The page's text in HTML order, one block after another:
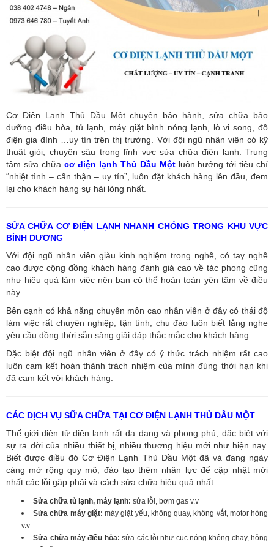
Cơ Điện Lạnh Thủ Dầu Một chuyên bảo hành, sửa chữa bảo
dưỡng điều hòa, tủ lạnh, máy giặt bình nóng lạnh, lò vi song, đồ
điện gia đình …uy tín trên thị trường. Với đội ngũ nhân viên có kỹ
thuật giỏi, chuyên sâu trong lĩnh vực sửa chữa điện lạnh. Trung
tâm sửa chữa cơ điện lạnh Thủ Dầu Mộtluôn hướng tới tiêu chí
“nhiệt tình – cẩn thận – uy tín”, luôn đặt khách hàng lên đầu, đem
lại cho khách hàng sự hài lòng nhất.
SỬA CHỮA CƠ ĐIỆN LẠNH NHANH CHÓNG TRONG KHU VỰC
BÌNH DƯƠNG
Với đội ngũ nhân viên giàu kinh nghiệm trong nghề, có tay nghề
cao được cộng đồng khách hàng đánh giá cao về tác phong cũng
như hiệu quả làm việc nên bạn có thể hoàn toàn yên tâm về điều
này.
Bên cạnh có khả năng chuyên môn cao nhân viên ở đây có thái độ
làm việc rất chuyên nghiệp, tận tình, chu đáo luôn biết lắng nghe
yêu cầu đồng thời sẵn sàng giải đáp thắc mắc cho khách hàng.
Đặc biệt đội ngũ nhân viên ở đây có ý thức trách nhiệm rất cao
luôn cam kết hoàn thành trách nhiệm của mình đúng thời hạn khi
đã cam kết với khách hàng.
CÁC DỊCH VỤ SỮA CHỮA TẠI CƠ ĐIỆN LẠNH THỦ DẦU MỘT
Thế giới điện tử điện lạnh rất đa dạng và phong phú, đặc biệt với
sự ra đời của nhiều thiết bị, nhiều thương hiệu mới như hiện nay.
Biết được điều đó Cơ Điện Lạnh Thủ Dầu Một đã và đang ngày
càng mở rộng quy mô, đào tạo thêm nhân lực để cập nhật mới
nhất các lỗi gặp phải và cách sửa chữa hiệu quả nhất:
Sửa chữa tủ lạnh, máy lạnh: sửa lỗi, bơm gas v.v
Sửa chữa máy giặt:máy giặt yếu, không quay, không vắt, motor hỏng
v.v
Sửa chữa máy điều hòa: sửa các lỗi như cục nóng không chạy, hỏng